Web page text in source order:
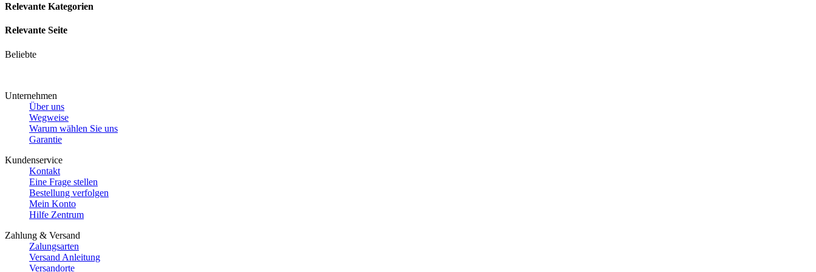
Relevante Kategorien
Relevante Seite
Beliebte
Unternehmen
Über uns
Wegweise
Warum wählen Sie uns
Garantie
Kundenservice
Kontakt
Eine Frage stellen
Bestellung verfolgen
Mein Konto
Hilfe Zentrum
Zahlung & Versand
Zalungsarten
Versand Anleitung
Versandorte